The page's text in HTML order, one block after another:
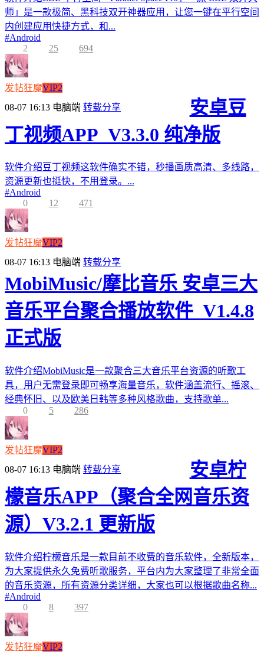
师」是一款极简、黑科技双开神器应用，让您一键在平行空间
内创建应用快捷方式，和...
#Android
2
25 694
发帖狂魔VIP2
08-07 16:13 电脑端 转载分享
安卓豆
丁视频APP_V3.3.0 纯净版
软件介绍豆丁视频这软件确实不错，秒播画质高清、多线路，
资源更新也挺快，不用登录。...
#Android
0
12 471
发帖狂魔VIP2
08-07 16:13 电脑端 转载分享
MobiMusic/摩比音乐 安卓三大
音乐平台聚合播放软件_V1.4.8
正式版
软件介绍MobiMusic是一款聚合三大音乐平台资源的听歌工
具，用户无需登录即可畅享海量音乐，软件涵盖流行、摇滚、
经典怀旧、以及欧美日韩等多种风格歌曲，支持歌单...
0
5 286
发帖狂魔VIP2
08-07 16:13 电脑端 转载分享
安卓柠
檬音乐APP（聚合全网音乐资
源）V3.2.1 更新版
软件介绍柠檬音乐是一款目前不收费的音乐软件，全新版本，
为大家提供永久免费听歌服务，平台内为大家整理了非常全面
的音乐资源，所有资源分类详细，大家也可以根据歌曲名称...
#Android
0
8 397
发帖狂魔VIP2